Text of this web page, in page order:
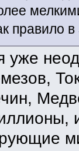
правило в
уже